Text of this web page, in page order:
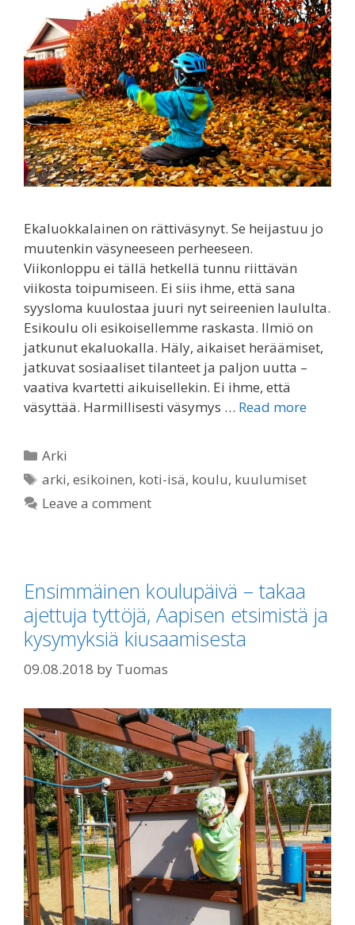
Ekaluokkalainen on rättiväsynyt. Se heijastuu jo
muutenkin väsyneeseen perheeseen.
Viikonloppu ei tällä hetkellä tunnu riittävän
viikosta toipumiseen. Ei siis ihme, että sana
syysloma kuulostaa juuri nyt seireenien laululta.
Esikoulu oli esikoisellemme raskasta. Ilmiö on
jatkunut ekaluokalla. Häly, aikaiset heräämiset,
jatkuvat sosiaaliset tilanteet ja paljon uutta –
vaativa kvartetti aikuisellekin. Ei ihme, että
väsyttää. Harmillisesti väsymys … Read more
Categories
Arki
Tags
arki,esikoinen, koti-isä, koulu, kuulumiset
Leave a comment
Ensimmäinen koulupäivä – takaa
ajettuja tyttöjä, Aapisen etsimistä ja
kysymyksiä kiusaamisesta
09.08.2018 by Tuomas